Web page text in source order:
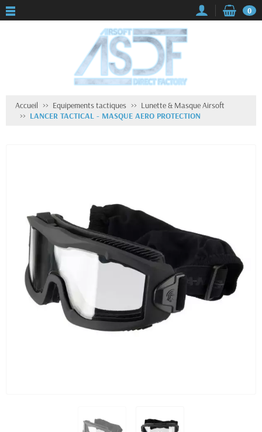
0
Accueil Equipements tactiques
Lunette & Masque Airsoft
LANCER TACTICAL - MASQUE AERO PROTECTION